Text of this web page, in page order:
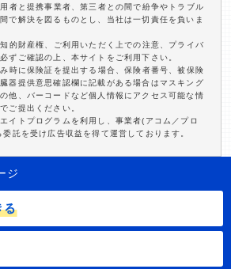
者と提携事業者、第三者との間で紛争やトラブル
で解決を図るものとし、当社は一切責任を負いま
的財産権、ご利用いただく上での注意、プライバ
ずご確認の上、本サイトをご利用下さい。
時に保険証を提出する場合、保険者番号、被保険
器提供意思確認欄に記載がある場合はマスキング
他、バーコードなど個人情報にアクセス可能な情
ご提出ください。
イトプログラムを利用し、事業者(アコム／プロ
託を受け広告収益を得て運営しております。
ジ